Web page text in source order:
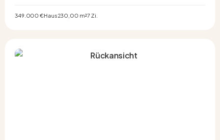
349.000 €Haus230,00 m²7 Zi.